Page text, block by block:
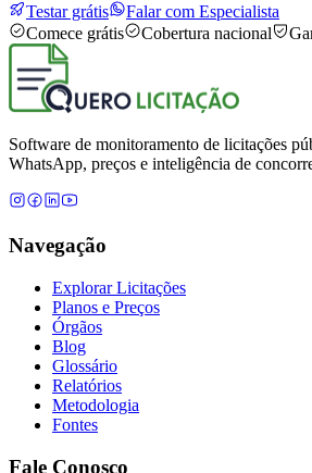
Testar grátis
Falar com Especialista
Comece grátis
Cobertura nacional
Software de monitoramento de licitações
WhatsApp, preços e inteligência de
Navegação
Explorar Licitações
Planos e Preços
Órgãos
Blog
Glossário
Relatórios
Metodologia
Fontes
Fale Conosco